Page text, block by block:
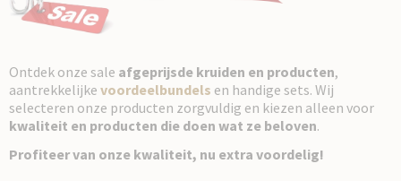
Ontdek onze sale afgeprijsde kruiden en producten,
aantrekkelijke voordeelbundels en handige sets. Wij
selecteren onze producten zorgvuldig en kiezen alleen voor
kwaliteit en producten die doen wat ze beloven.
Profiteer van onze kwaliteit, nu extra voordelig!